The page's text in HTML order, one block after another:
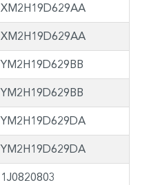
XM2H19D629AA
XM2H19D629AA
YM2H19D629BB
YM2H19D629BB
YM2H19D629DA
YM2H19D629DA
1J0820803